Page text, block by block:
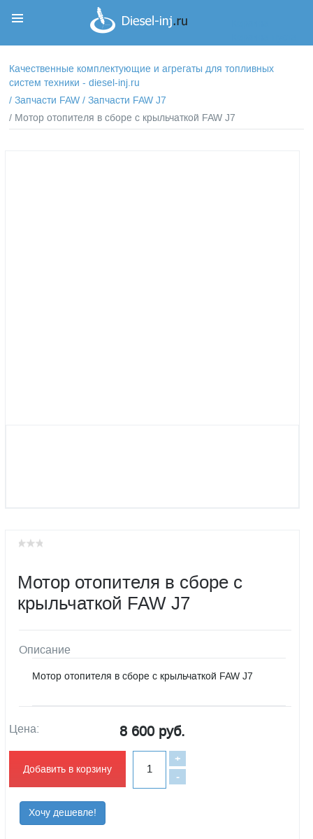
Качественные комплектующие и агрегаты для топливных
систем техники - diesel-inj.ru
/Запчасти FAW /Запчасти FAW J7
/ Мотор отопителя в сборе с крыльчаткой FAW J7
Мотор отопителя в сборе с
крыльчаткой FAW J7
Описание
Мотор отопителя в сборе с крыльчаткой FAW J7
Цена: 8 600 руб.
Добавить в корзину
-
+
Хочу дешевле!